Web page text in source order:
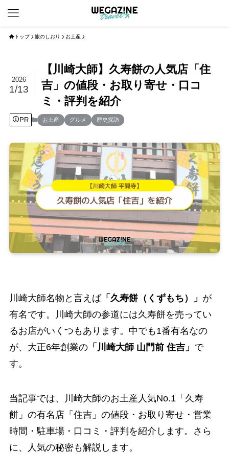
トップ 旅のしおり お土産
【川崎大師】久寿餅の人気店「住
吉」の値段・お取り寄せ・口コ
ミ・評判を紹介
2026
1/13
PR お土産 グルメ 歴史探訪
川崎大師名物と言えば「久寿餅（くずもち）」 が
有名です。川崎大師の参道には久寿餅を売ってい
るお店がいくつもあります。中でも1番有名なの
が、大正6年創業の「川崎大師 山門前 住吉」 で
す。
当記事では、川崎大師のお土産人気No.1「久寿
餅」の有名店「住吉」の値段・お取り寄せ・営業
時間・駐車場・口コミ・評判を紹介します。さら
に、人気の秘密も解説します。